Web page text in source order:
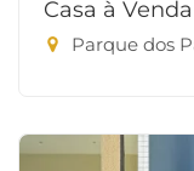
Casa à
Parque dos